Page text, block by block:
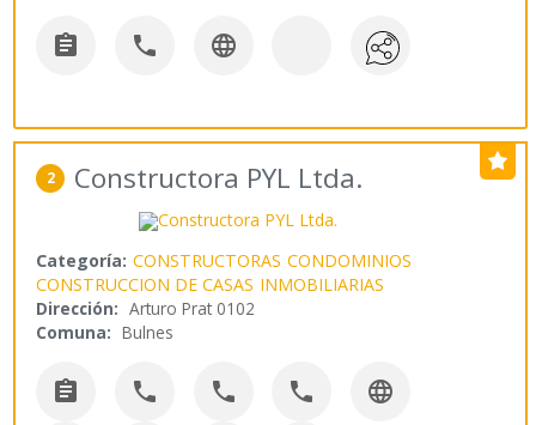
  
2 Constructora PYL Ltda.
Categoría: CONSTRUCTORAS CONDOMINIOS
CONSTRUCCION DE CASAS INMOBILIARIAS
Dirección: Arturo Prat 0102
Comuna: Bulnes
    